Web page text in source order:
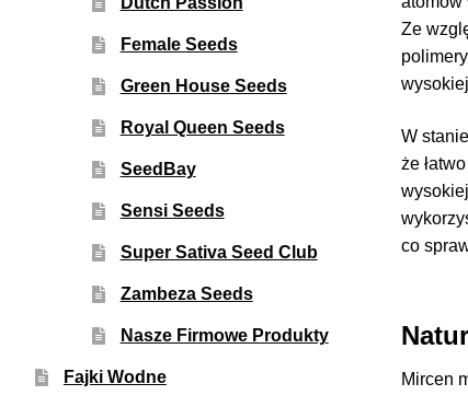
Ze
W
że
co
Mircen
Female Seeds
Green House Seeds
Royal Queen Seeds
SeedBay
Sensi Seeds
Super Sativa Seed Club
Zambeza Seeds
Nasze Firmowe Produkty
Fajki Wodne